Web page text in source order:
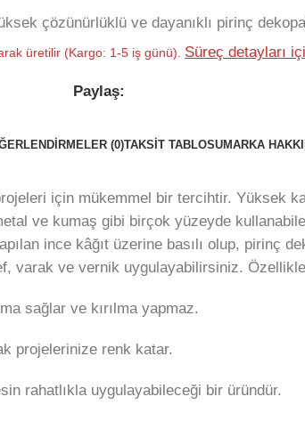
çözünürlüklü ve dayanıklı pirinç dekopaj
üretilir (Kargo: 1-5 iş günü). Süreç detayları
Paylaş:
(0)TAKSIT TABLOSUMARKA
için mükemmel bir tercihtir. Yüksek
ve kumaş gibi birçok yüzeyde
ince kâğıt üzerine basılı olup, pirinç
varak ve vernik uygulayabilirsiniz.
sağlar ve kırılma yapmaz.
projelerinize renk katar.
rahatlıkla uygulayabileceği bir üründür.